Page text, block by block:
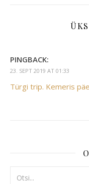
PINGBACK:
23. SEPT 2019 AT 01:33
Türgi trip. Kemeris